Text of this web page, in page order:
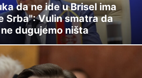
da ne ide u Brisel ima
Srba": Vulin smatra da
dugujemo ništa